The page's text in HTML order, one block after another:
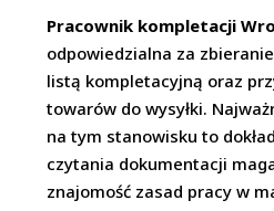
Pracownik kompletacji
odpowiedzialna za
listą kompletacyjną oraz
towarów do wysyłki.
na tym stanowisku to
czytania dokumentacji
znajomość zasad pracy w